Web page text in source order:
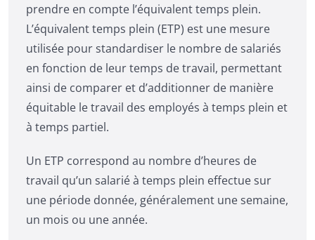
prendre en compte l’équivalent temps plein.
L’équivalent temps plein (ETP) est une mesure
utilisée pour standardiser le nombre de salariés
en fonction de leur temps de travail, permettant
ainsi de comparer et d’additionner de manière
équitable le travail des employés à temps plein et
à temps partiel.
Un ETP correspond au nombre d’heures de
travail qu’un salarié à temps plein effectue sur
une période donnée, généralement une semaine,
un mois ou une année.